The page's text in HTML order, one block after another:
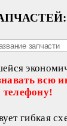
всю
телефону!
гибкая